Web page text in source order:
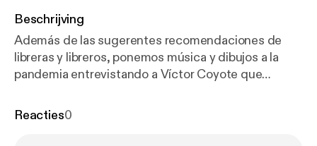
Beschrijving
Además de las sugerentes recomendaciones de
libreras y libreros, ponemos música y dibujos a la
pandemia entrevistando a Víctor Coyote que
Charlamos con Jorge Carrión sobre librerías. Manuel
Reacties0